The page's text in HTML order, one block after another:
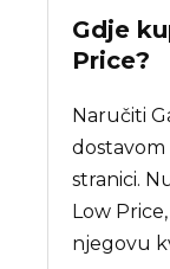
Gdje
Price?
Naručiti
stranici.
Low
njegovu